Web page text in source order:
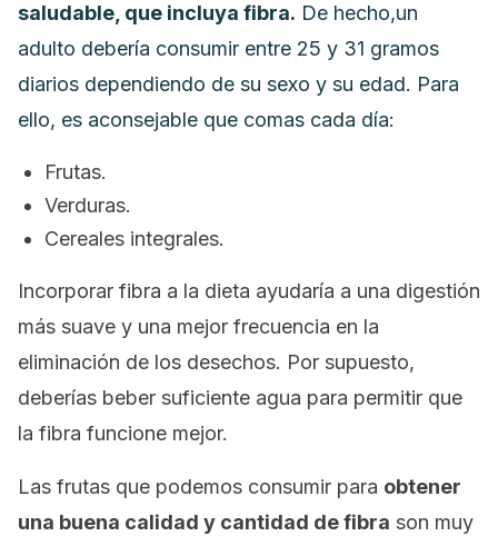
saludable, que incluya fibra. De hecho,un
adulto debería consumir entre 25 y 31 gramos
diarios dependiendo de su sexo y su edad. Para
ello, es aconsejable que comas cada día:
Frutas.
Verduras.
Cereales integrales.
Incorporar fibra a la dieta ayudaría a una digestión
más suave y una mejor frecuencia en la
eliminación de los desechos. Por supuesto,
deberías beber suficiente agua para permitir que
la fibra funcione mejor.
Las frutas que podemos consumir para obtener
una buena calidad y cantidad de fibra son muy